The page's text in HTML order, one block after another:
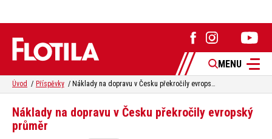
MENU
Úvod Příspěvky Náklady na dopravu v Česku překročily evropský průměr
Náklady na dopravu v Česku překročily evropský
průměr